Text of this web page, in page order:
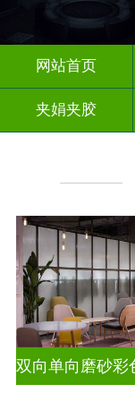
网站首页
夹娟夹胶
深雕浮雕
工程玻璃